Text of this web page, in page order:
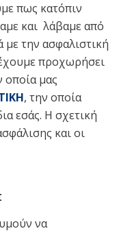
πως κατόπιν
και λάβαμε από
με την ασφαλιστική
προχωρήσει
μας
, την οποία
εσάς. Η σχετική
και οι
να